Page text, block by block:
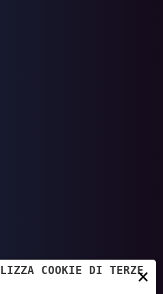
×
COOKIE DI TERZE